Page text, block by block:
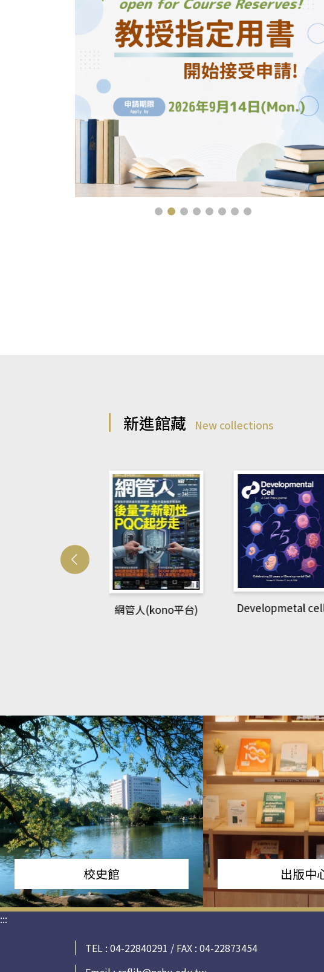
新進館藏 New collections
網管人(kono平台) Developmetal
校史館 出版中
:::
TEL : 04-22840291 / FAX : 04-22873454